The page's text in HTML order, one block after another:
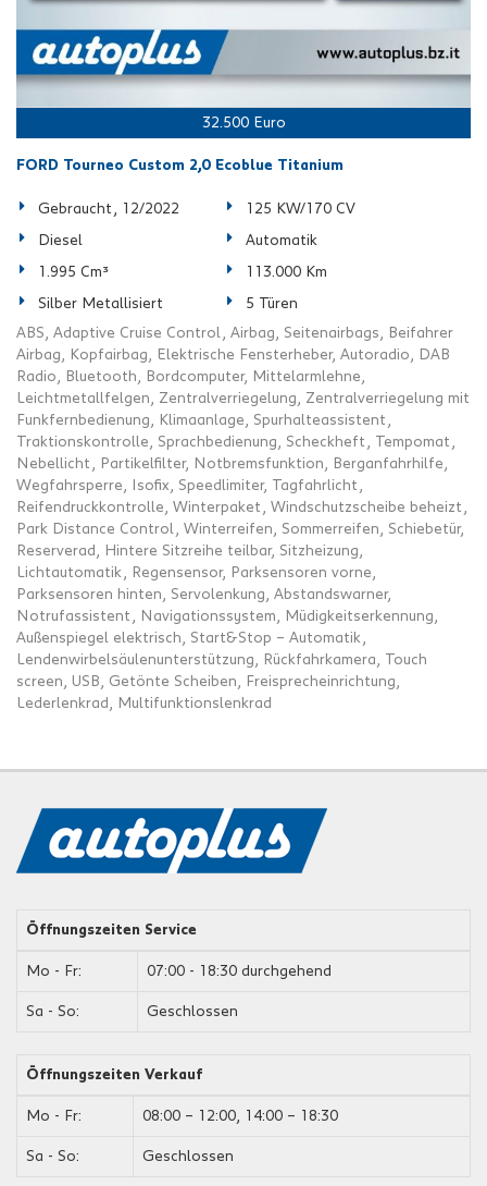
32.500 Euro
FORD Tourneo Custom 2,0 Ecoblue Titanium
Gebraucht, 12/2022 125 KW/170 CV
Diesel Automatik
1.995 Cm³ 113.000 Km
Silber Metallisiert
5 Türen
ABS, Adaptive Cruise Control, Airbag, Seitenairbags, Beifahrer
Airbag, Kopfairbag, Elektrische Fensterheber, Autoradio, DAB
Radio, Bluetooth, Bordcomputer, Mittelarmlehne,
Leichtmetallfelgen, Zentralverriegelung, Zentralverriegelung mit
Funkfernbedienung, Klimaanlage, Spurhalteassistent,
Traktionskontrolle, Sprachbedienung, Scheckheft, Tempomat,
Nebellicht, Partikelfilter, Notbremsfunktion, Berganfahrhilfe,
Wegfahrsperre, Isofix, Speedlimiter, Tagfahrlicht,
Reifendruckkontrolle, Winterpaket, Windschutzscheibe beheizt,
Park Distance Control, Winterreifen, Sommerreifen, Schiebetür,
Reserverad, Hintere Sitzreihe teilbar, Sitzheizung,
Lichtautomatik, Regensensor, Parksensoren vorne,
Parksensoren hinten, Servolenkung, Abstandswarner,
Notrufassistent, Navigationssystem, Müdigkeitserkennung,
Außenspiegel elektrisch, Start&Stop – Automatik,
Lendenwirbelsäulenunterstützung, Rückfahrkamera, Touch
screen, USB, Getönte Scheiben, Freisprecheinrichtung,
Lederlenkrad, Multifunktionslenkrad
Öffnungszeiten Service
Mo - Fr: 07:00 - 18:30 durchgehend
Sa - So: Geschlossen
Öffnungszeiten Verkauf
Mo - Fr: 08:00 – 12:00, 14:00 – 18:30
Sa - So: Geschlossen